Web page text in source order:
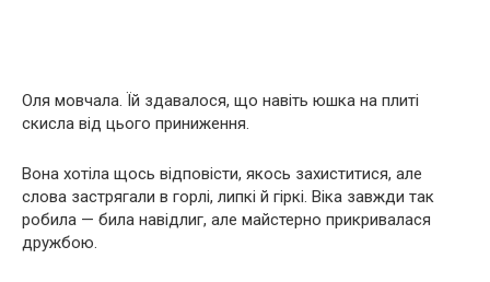
Оля мовчала. Їй здавалося, що навіть юшка на плиті
скисла від цього приниження.
Вона хотіла щось відповісти, якось захиститися, але
слова застрягали в горлі, липкі й гіркі. Віка завжди так
робила — била навідлиг, але майстерно прикривалася
дружбою.